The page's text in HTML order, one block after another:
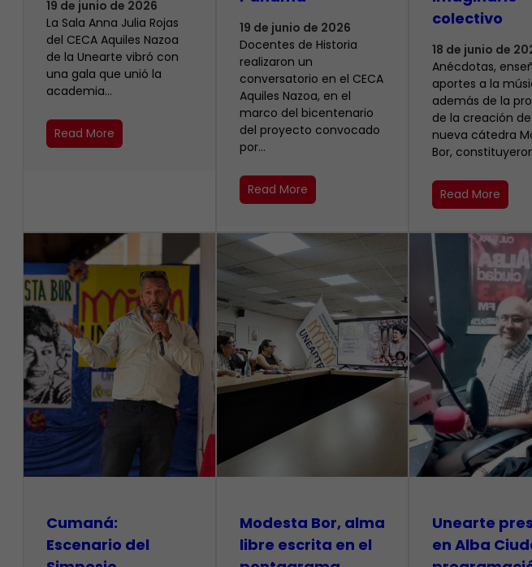
19 de junio de 2026
La Sala Anna Julia Rojas
del CECA Aquiles Nazoa
de la Unearte vibró con
una gala que unió la
academia…
Read More
19 de junio de 2026
Docentes de Historia
realizaron un
conversatorio en el CECA
Aquiles Nazoa, en el
marco del bicentenario
del proyecto convocado
por…
Read More
colectivo
18 de junio de
Anécdotas,
aportes a la
además de la
de la creación
nueva cátedra
Bor,
Read More
Cumaná:
Escenario del
Modesta Bor, alma
libre escrita en el
​Unearte
en Alba